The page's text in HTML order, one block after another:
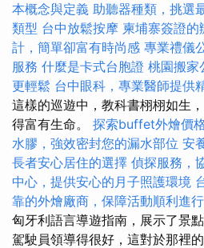
本概念與定義 助聽器種類，挑選
類型 台中放鬆按摩 柬埔寨簽證的
計，簡單卻富有時尚感 專業禮儀
服務 什麼是卡式台胞證 桃園搬家
更輕鬆 台中眼科，專業醫師提供
這樣的巡遊中，教科書栩栩如生
得富有生命。 探索buffet外燴價
水膠，強效密封您的漏水部位 安
長者安心居住的選擇 偵探服務，
中心，提供安心的月子照護環境
靠的外燴廠商，保障活動順利進行
匈牙利語言導遊指南，展示了景
駕駛員領導得很好，這對於那裡